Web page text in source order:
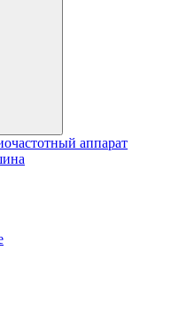
аппарат